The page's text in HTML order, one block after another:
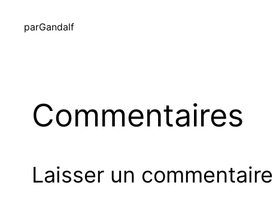
parGandalf
Commentaires
Laisser un commentaire